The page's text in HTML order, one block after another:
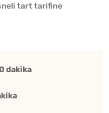
tart tarifine
dakika